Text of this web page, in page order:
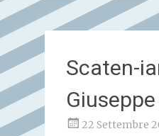
Scaten-
22 Settembre